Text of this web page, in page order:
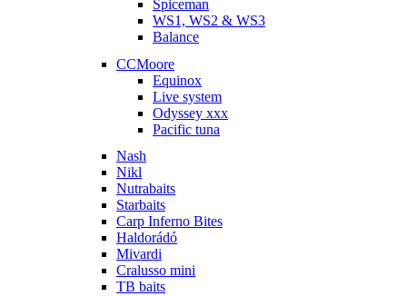
Spiceman
WS1, WS2 & WS3
Balance
CCMoore
Equinox
Live system
Odyssey xxx
Pacific tuna
Nash
Nikl
Nutrabaits
Starbaits
Carp Inferno Bites
Haldorádó
Mivardi
Cralusso mini
TB baits